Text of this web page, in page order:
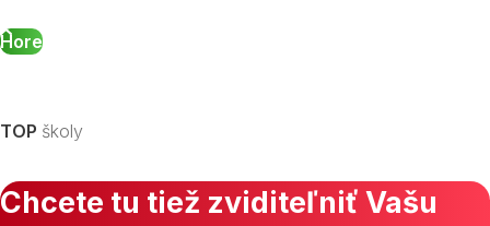
Hore
TOP školy
Chcete tu tiež zviditeľniť Vašu